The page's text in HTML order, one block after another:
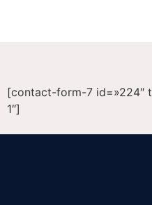
[contact-form-7 id=»224″
1″]